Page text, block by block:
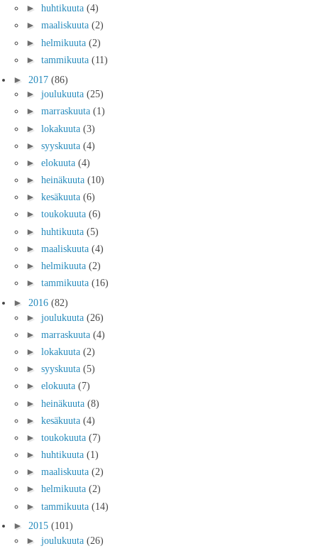
► huhtikuuta (4)
► maaliskuuta (2)
► helmikuuta (2)
► tammikuuta (11)
► 2017 (86)
► joulukuuta (25)
► marraskuuta (1)
► lokakuuta (3)
► syyskuuta (4)
► elokuuta (4)
► heinäkuuta (10)
► kesäkuuta (6)
► toukokuuta (6)
► huhtikuuta (5)
► maaliskuuta (4)
► helmikuuta (2)
► tammikuuta (16)
► 2016 (82)
► joulukuuta (26)
► marraskuuta (4)
► lokakuuta (2)
► syyskuuta (5)
► elokuuta (7)
► heinäkuuta (8)
► kesäkuuta (4)
► toukokuuta (7)
► huhtikuuta (1)
► maaliskuuta (2)
► helmikuuta (2)
► tammikuuta (14)
► 2015 (101)
► joulukuuta (26)